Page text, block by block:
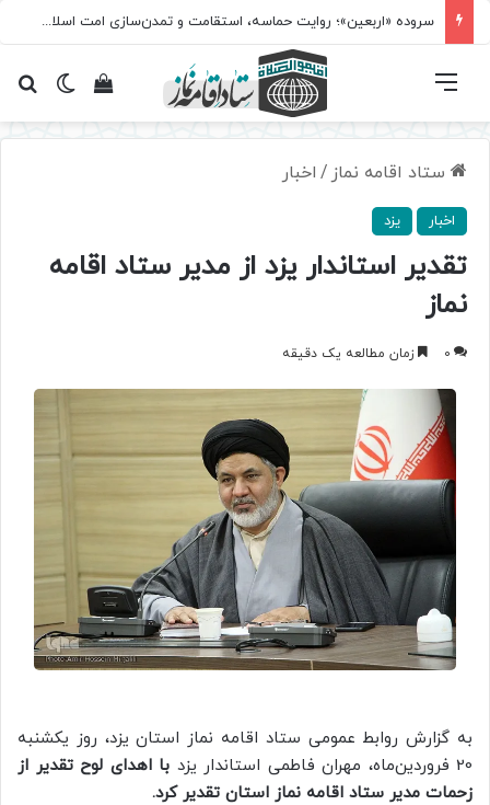
سروده‌ «اربعین»؛ روایت حماسه، استقامت و تمدن‌سازی امت اسلامی
تغییرمشاهده فهرست
ستاد اقامه نماز / اخبار
اخبار یزد
تقدیر استاندار یزد از مدیر ستاد اقامه
نماز
0 زمان مطالعه یک دقیقه
به گزارش روابط عمومی ستاد اقامه نماز استان یزد، روز یکشنبه
20 فروردین‌ماه، مهران فاطمی استاندار یزد
با اهدای لوح تقدیر از
زحمات مدیر ستاد اقامه نماز استان تقدیر کرد.